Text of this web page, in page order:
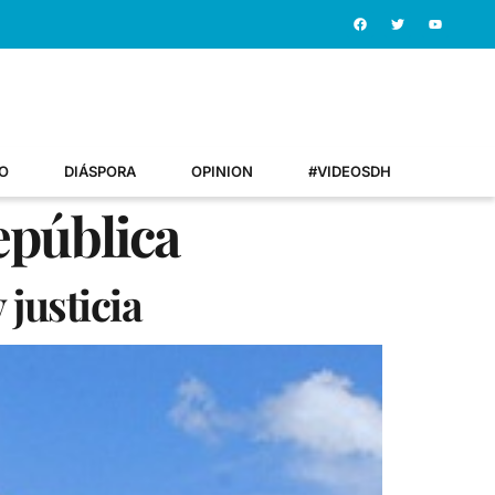
DIÁSPORA OPINION #VIDEOSDH
justicia